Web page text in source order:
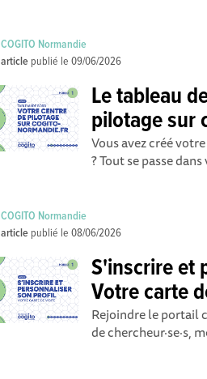
COGITO Normandie
article publié le09/06/2026
Le tableau
pilotage sur
Vous avez créé
? Tout se passe
COGITO Normandie
article publié le08/06/2026
S'inscrire et
Votre carte
Rejoindre le portail
de chercheur·se·s,